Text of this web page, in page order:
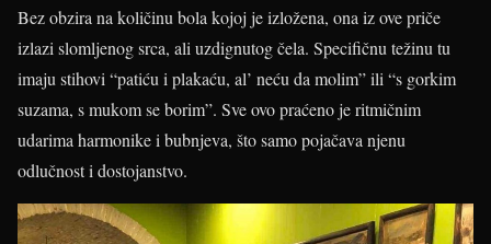
Bez obzira na količinu bola kojoj je izložena, ona iz ove priče
izlazi slomljenog srca, ali uzdignutog čela. Specifičnu težinu tu
imaju stihovi “patiću i plakaću, al’ neću da molim” ili “s gorkim
suzama, s mukom se borim”. Sve ovo praćeno je ritmičnim
udarima harmonike i bubnjeva, što samo pojačava njenu
odlučnost i dostojanstvo.